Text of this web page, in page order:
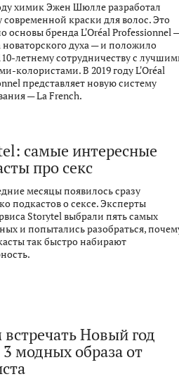
химик Эжен Шюлле разработал
краски для волос. Это
основы бренда L'Oréal Professionnel
духа — и положило
летнему сотрудничеству с
колористами. В 2019 году L'Oréal
представляет новую систему
— La French.
самые интересные
про секс
месяцы появилось сразу
подкастов о сексе. Эксперты
Storytel выбрали пять самых
и попытались разобраться,
так быстро набирают
Новый год
модных образа от